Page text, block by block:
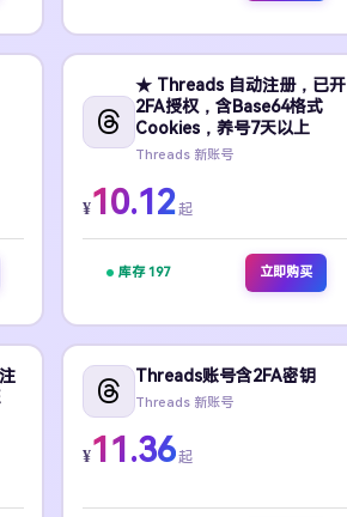
★ Threads 自动注册，已开
2FA授权，含Base64格式
Cookies，养号7天以上
Threads 新账号
¥10.12起
库存 197 立即购买
Threads账号含2FA密钥
Threads 新账号
¥11.36起